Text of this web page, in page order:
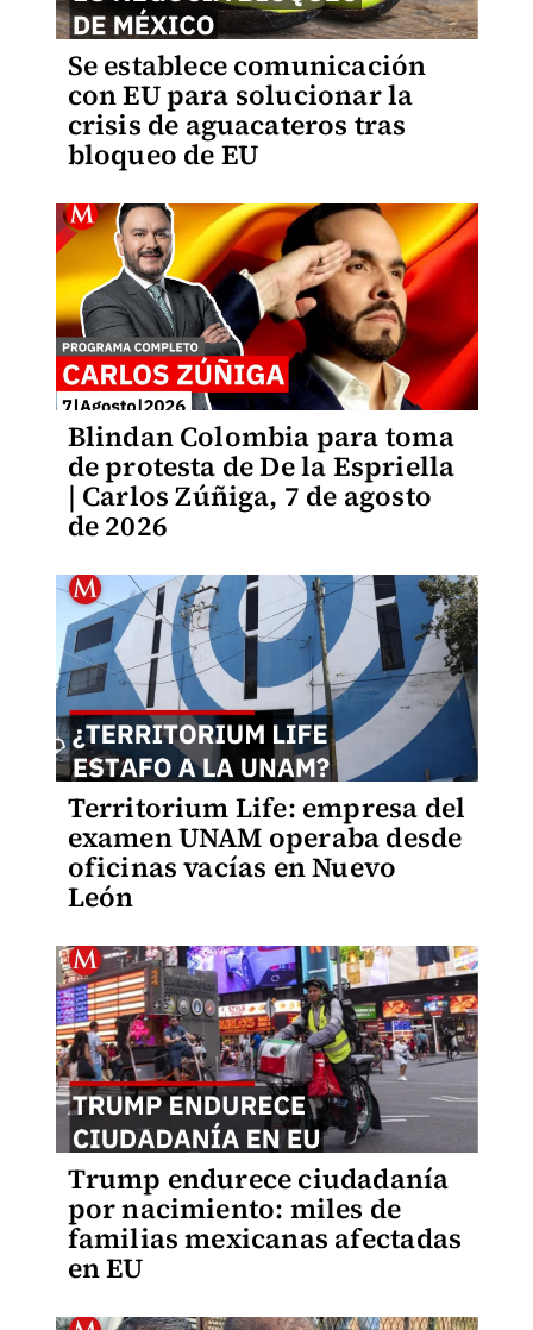
Se establece comunicación
con EU para solucionar la
crisis de aguacateros tras
bloqueo de EU
Blindan Colombia para toma
de protesta de De la Espriella
| Carlos Zúñiga, 7 de agosto
de 2026
Territorium Life: empresa del
examen UNAM operaba desde
oficinas vacías en Nuevo
León
Trump endurece ciudadanía
por nacimiento: miles de
familias mexicanas afectadas
en EU